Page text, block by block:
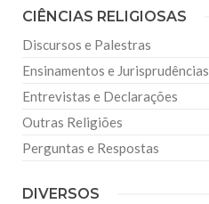
CIÊNCIAS RELIGIOSAS
Discursos e Palestras
Ensinamentos e Jurisprudências
Entrevistas e Declarações
Outras Religiões
Perguntas e Respostas
DIVERSOS